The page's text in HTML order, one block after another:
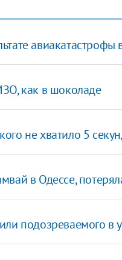
авиакатастрофы
как в шоколаде
не хватило 5
в Одессе,
подозреваемого в